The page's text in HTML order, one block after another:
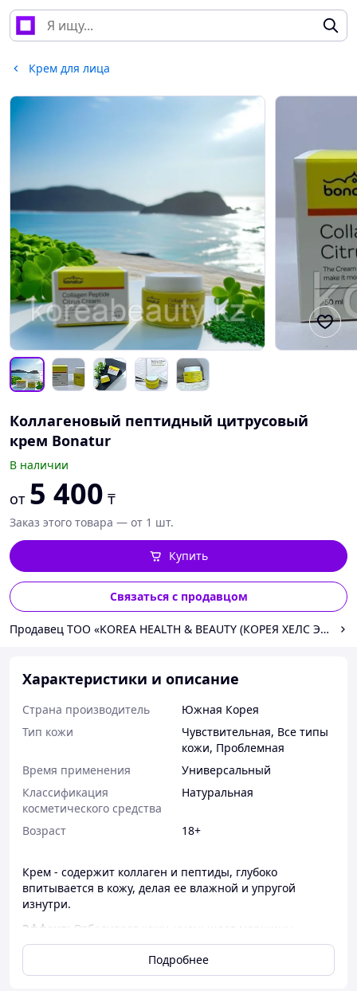
Крем для лица
Коллагеновый пептидный цитрусовый
крем Bonatur
В наличии
от 5 400 ₸
Заказ этого товара — от 1 шт.
Купить
Связаться с продавцом
Продавец ТОО «KOREA HEALTH & BEAUTY (КОРЕЯ ХЕЛС ЭНД
Характеристики и описание
Страна производитель
Южная Корея
Тип кожи
Чувствительная, Все типы
кожи, Проблемная
Время применения
Универсальный
Классификация
косметического средства
Натуральная
Возраст 18+
Крем - содержит коллаген и пептиды, глубоко
впитывается в кожу, делая ее влажной и упругой
изнутри.
Эффект:
Отбеливает кожу, уменьшает морщины.
Способ применения:
Наносите дважды в день (утром и
вечером). Равномерно нанесите на кожу лица
Подробнее